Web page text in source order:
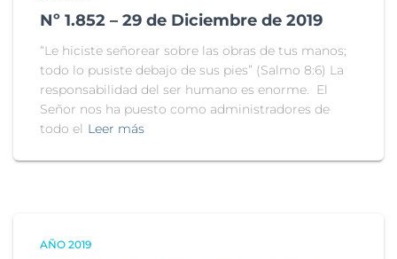
Nº 1.852 – 29 de Diciembre de 2019
“Le hiciste señorear sobre las obras de tus manos;
todo lo pusiste debajo de sus pies” (Salmo 8:6) La
responsabilidad del ser humano es enorme. El
Señor nos ha puesto como administradores de
todo el Leer más
AÑO 2019